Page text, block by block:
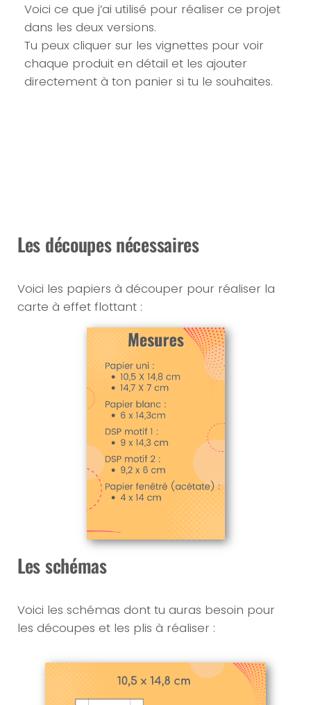
Voici ce que j’ai utilisé pour réaliser ce projet
dans les deux versions.
Tu peux cliquer sur les vignettes pour voir
chaque produit en détail et les ajouter
directement à ton panier si tu le souhaites.
Les découpes nécessaires
Voici les papiers à découper pour réaliser la
carte à effet flottant :
Les schémas
Voici les schémas dont tu auras besoin pour
les découpes et les plis à réaliser :